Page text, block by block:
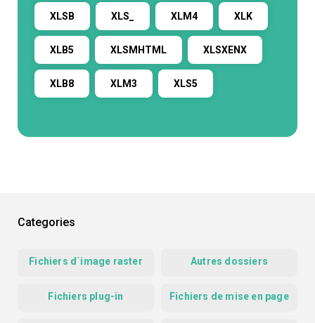
XLSB XLS_ XLM4 XLK
XLB5 XLSMHTML XLSXENX
XLB8 XLM3 XLS5
Categories
Fichiers d`image raster Autres dossiers
Fichiers plug-in Fichiers de mise en page